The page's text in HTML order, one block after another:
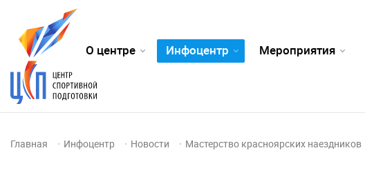
О центре Инфоцентр Мероприятия
Главная Инфоцентр Новости Мастерство красноярских наездников